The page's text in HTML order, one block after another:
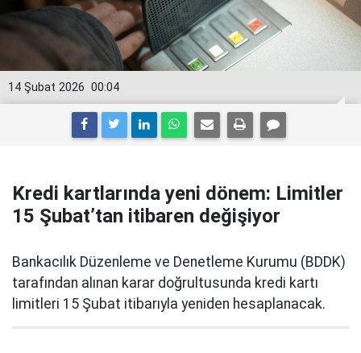
00:04
14 Şubat 2026
Kredi kartlarında yeni dönem: Limitler
15 Şubat’tan itibaren değişiyor
Bankacılık Düzenleme ve Denetleme Kurumu (BDDK)
tarafından alınan karar doğrultusunda kredi kartı
limitleri 15 Şubat itibarıyla yeniden hesaplanacak.